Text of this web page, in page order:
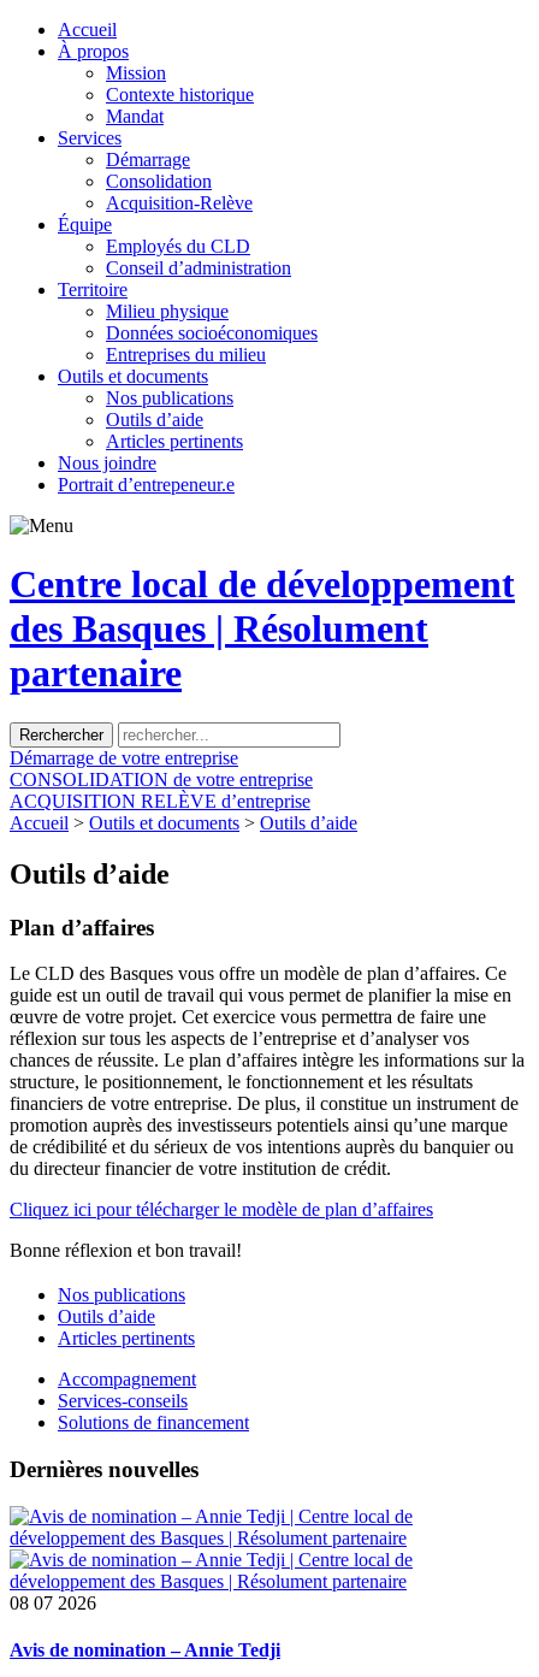
Accueil
À propos
Mission
Contexte historique
Mandat
Services
Démarrage
Consolidation
Acquisition-Relève
Équipe
Employés du CLD
Conseil d’administration
Territoire
Milieu physique
Données socioéconomiques
Entreprises du milieu
Outils et documents
Nos publications
Outils d’aide
Articles pertinents
Nous joindre
Portrait d’entrepeneur.e
Centre local de développement
des Basques | Résolument
partenaire
Démarrage de votre entreprise
CONSOLIDATION de votre entreprise
ACQUISITION RELÈVE d’entreprise
Accueil > Outils et documents > Outils d’aide
Outils d’aide
Plan d’affaires
Le CLD des Basques vous offre un modèle de plan d’affaires. Ce
guide est un outil de travail qui vous permet de planifier la mise en
œuvre de votre projet. Cet exercice vous permettra de faire une
réflexion sur tous les aspects de l’entreprise et d’analyser vos
chances de réussite. Le plan d’affaires intègre les informations sur la
structure, le positionnement, le fonctionnement et les résultats
financiers de votre entreprise. De plus, il constitue un instrument de
promotion auprès des investisseurs potentiels ainsi qu’une marque
de crédibilité et du sérieux de vos intentions auprès du banquier ou
du directeur financier de votre institution de crédit.
Cliquez ici pour télécharger le modèle de plan d’affaires
Bonne réflexion et bon travail!
Nos publications
Outils d’aide
Articles pertinents
Accompagnement
Services-conseils
Solutions de financement
Dernières nouvelles
08 07 2026
Avis de nomination – Annie Tedji